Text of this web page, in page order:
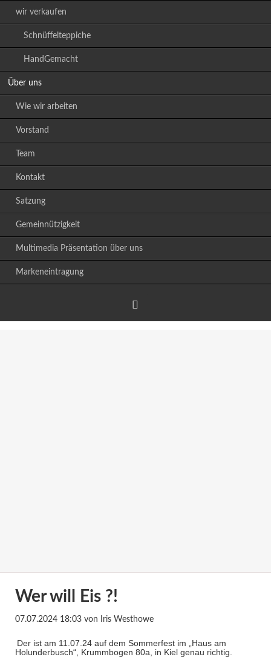
wir verkaufen
Schnüffelteppiche
HandGemacht
Über uns
Wie wir arbeiten
Vorstand
Team
Kontakt
Satzung
Gemeinnützigkeit
Multimedia Präsentation über uns
Markeneintragung
Wer will Eis ?!
07.07.2024 18:03von Iris Westhowe
Der ist am 11.07.24 auf dem Sommerfest im „Haus am
Holunderbusch“, Krummbogen 80a, in Kiel genau richtig.